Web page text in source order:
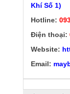
Khí Số 1)
Hotline:
Điện thoại:
Website:
Email: